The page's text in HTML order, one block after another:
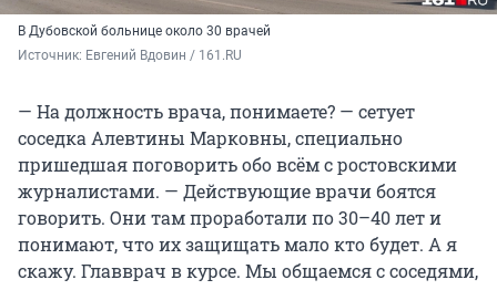
В Дубовской больнице около 30 врачей
Источник: Евгений Вдовин / 161.RU
— На должность врача, понимаете? — сетует
соседка Алевтины Марковны, специально
пришедшая поговорить обо всём с ростовскими
журналистами. — Действующие врачи боятся
говорить. Они там проработали по 30–40 лет и
понимают, что их защищать мало кто будет. А я
скажу. Главврач в курсе. Мы общаемся с соседями,